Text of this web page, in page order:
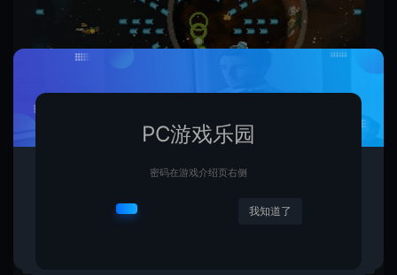
PC游戏乐园
密码在游戏介绍页右侧
我知道了